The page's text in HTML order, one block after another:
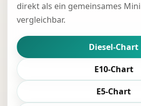
direkt als ein gemeinsames
vergleichbar.
Diesel-Chart
E10-Chart
E5-Chart